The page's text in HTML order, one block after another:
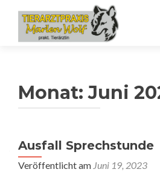
Monat:Juni
Ausfall Sprechstunde
Veröffentlicht am Juni 19, 2023